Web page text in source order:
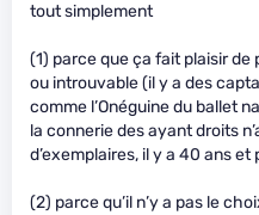
tout simplement
(1) parce que ça fait plaisir
ou introuvable (il y a des
comme l’Onéguine du ballet
la connerie des ayant droits
d’exemplaires, il y a 40 ans et
(2) parce qu’il n’y a pas le